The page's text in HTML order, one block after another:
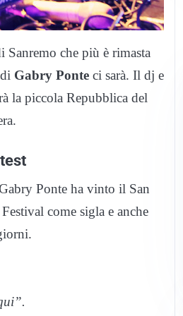
Sanremo che più è rimasta
Gabry Ponte ci sarà. Il dj e
la piccola Repubblica del
Ponte ha vinto il San
come sigla e anche